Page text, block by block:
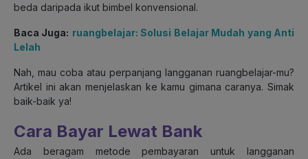
beda daripada ikut bimbel konvensional.
Baca Juga: ruangbelajar: Solusi Belajar Mudah yang Anti
Lelah
Nah, mau coba atau perpanjang langganan ruangbelajar-mu?
Artikel ini akan menjelaskan ke kamu gimana caranya. Simak
baik-baik ya!
Cara Bayar Lewat Bank
Ada beragam metode pembayaran untuk langganan